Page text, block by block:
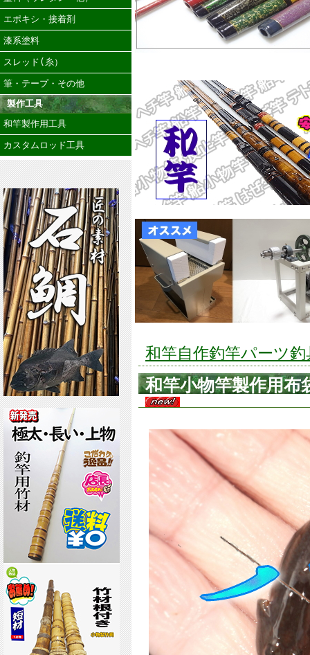
エポキシ・接着剤
漆系塗料
スレッド(糸）
筆・テープ・その他
製作工具
和竿製作用工具
カスタムロッド工具
和竿自作釣竿パーツ釣
和竿小物竿製作用布